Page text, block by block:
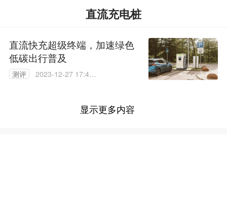
直流充电桩
直流快充超级终端，加速绿色
低碳出行普及
测评
2023-12-27 17:44:
显示更多内容